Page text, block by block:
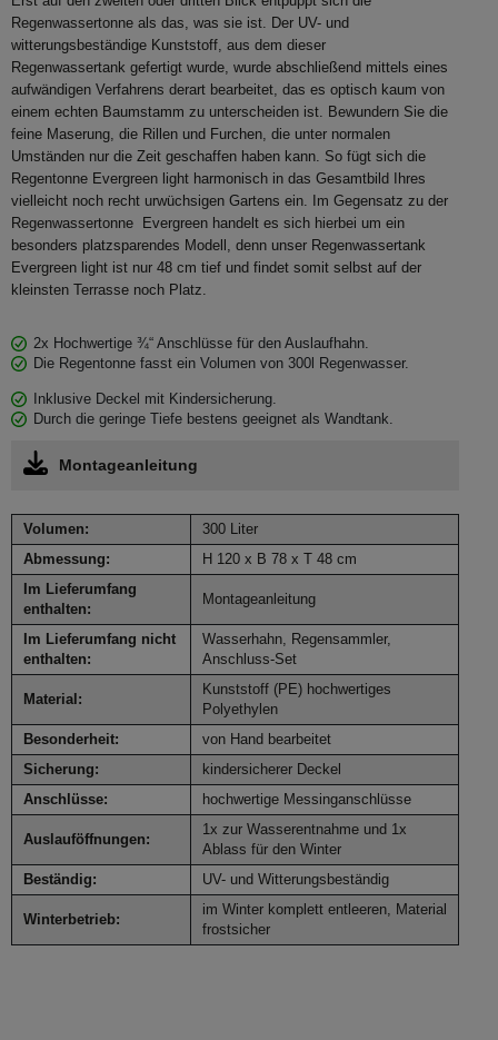
Regenwassertonne als das, was sie ist. Der UV- und
witterungsbeständige Kunststoff, aus dem dieser
Regenwassertank gefertigt wurde, wurde abschließend mittels eines
aufwändigen Verfahrens derart bearbeitet, das es optisch kaum von
einem echten Baumstamm zu unterscheiden ist. Bewundern Sie die
feine Maserung, die Rillen und Furchen, die unter normalen
Umständen nur die Zeit geschaffen haben kann. So fügt sich die
Regentonne Evergreen light harmonisch in das Gesamtbild Ihres
vielleicht noch recht urwüchsigen Gartens ein. Im Gegensatz zu der
Regenwassertonne Evergreen handelt es sich hierbei um ein
besonders platzsparendes Modell, denn unser Regenwassertank
Evergreen light ist nur 48 cm tief und findet somit selbst auf der
kleinsten Terrasse noch Platz.
2x Hochwertige ¾“ Anschlüsse für den Auslaufhahn.
Die Regentonne fasst ein Volumen von 300l Regenwasser.
Inklusive Deckel mit Kindersicherung.
Durch die geringe Tiefe bestens geeignet als Wandtank.
Montageanleitung
Volumen:
300 Liter
Abmessung:
H 120 x B 78 x T 48 cm
Im Lieferumfang
enthalten:
Montageanleitung
Im Lieferumfang nicht
enthalten:
Wasserhahn, Regensammler,
Anschluss-Set
Material:
Kunststoff (PE) hochwertiges
Polyethylen
Besonderheit:
von Hand bearbeitet
Sicherung:
kindersicherer Deckel
Anschlüsse:
hochwertige Messinganschlüsse
Auslauföffnungen:
1x zur Wasserentnahme und 1x
Ablass für den Winter
Beständig:
UV- und Witterungsbeständig
Winterbetrieb:
im Winter komplett entleeren, Material
frostsicher